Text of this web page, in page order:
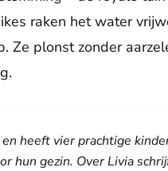
raken het water
Ze plonst zonder
heeft vier prachtige
hun gezin. Over Livia